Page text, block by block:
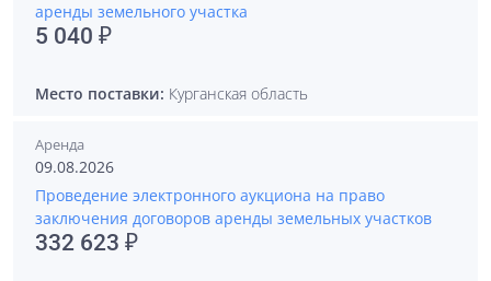
аренды земельного участка
5 040 ₽
Место поставки: Курганская область
Аренда
09.08.2026
Проведение электронного аукциона на право
заключения договоров аренды земельных участков
332 623 ₽